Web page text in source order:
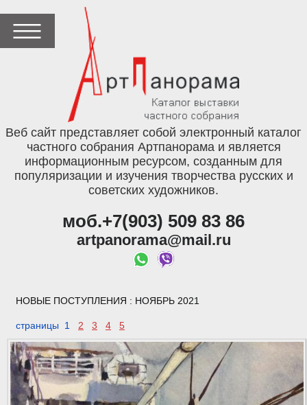
Веб сайт представляет собой электронный каталог
частного собрания Артпанорама и является
информационным ресурсом, созданным для
популяризации и изучения творчества русских и
советских художников.
моб.+7(903) 509 83 86
artpanorama@mail.ru
НОВЫЕ ПОСТУПЛЕНИЯ : НОЯБРЬ 2021
страницы 1 2 3 4 5